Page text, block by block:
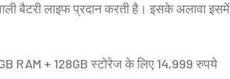
बैटरी लाइफ प्रदान करती है। इसके अलावा इसमें
RAM + 128GB स्टोरेज के लिए 14,999 रुपये